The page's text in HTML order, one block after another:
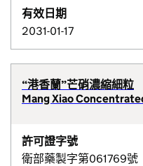
有效日期
2031-01-17
“港香蘭”芒硝濃縮細粒
Mang Xiao
許可證字號
衛部藥製字第061769號